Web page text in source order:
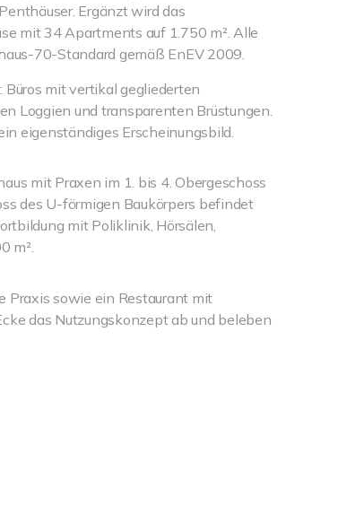
Ergänzt wird das
mit 34 Apartments auf 1.750 m². Alle
70-Standard gemäß EnEV 2009.
mit vertikal gegliederten
Loggien und transparenten Brüstungen.
eigenständiges Erscheinungsbild.
mit Praxen im 1. bis 4. Obergeschoss
des U-förmigen Baukörpers befindet
mit Poliklinik, Hörsälen,
m².
Praxis sowie ein Restaurant mit
das Nutzungskonzept ab und beleben